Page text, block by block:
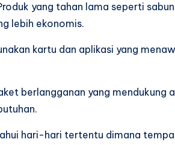
yang tahan lama seperti
lebih ekonomis.
kartu dan aplikasi yang
berlangganan yang
hari-hari tertentu dimana